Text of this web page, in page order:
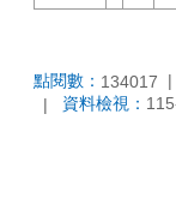
點閱數： 134017
資料檢視：